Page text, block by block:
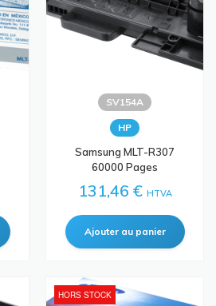
SV154A
HP
Samsung MLT-R307
60000 Pages
131,46 € HTVA
HORS STOCK